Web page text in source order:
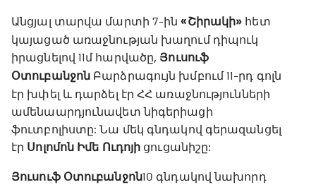
Անցյալ տարվա մարտի 7-ին«Շիրակի» հետ
կայացած առաջնության խաղում դիպուկ
իրացնելով 11մ հարվածը, Յուսուֆ
Օտուբանջոն Բարձրագույն խմբում 11-րդ գոլն
էր խփել և դարձել էր ՀՀ առաջնությունների
ամենաարդյունավետ նիգերիացի
ֆուտբոլիստը: Նա մեկ գնդակով գերազանցել
էր Սոլոմոն Իմե Ուդոյի ցուցանիշը:
Յուսուֆ Օտուբանջոն10 գնդակով նախորդ